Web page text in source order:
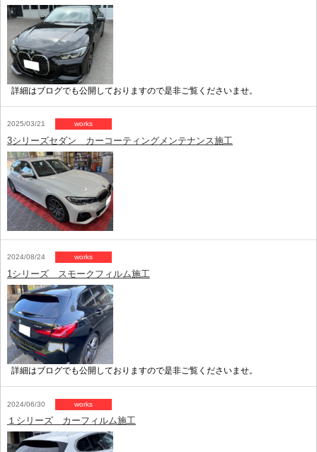
詳細はブログでも公開しておりますので是非ご覧くださいませ。
2025/03/21 works
3シリーズセダン カーコーティングメンテナンス施工
2024/08/24 works
1シリーズ スモークフィルム施工
詳細はブログでも公開しておりますので是非ご覧くださいませ。
2024/06/30 works
１シリーズ カーフィルム施工